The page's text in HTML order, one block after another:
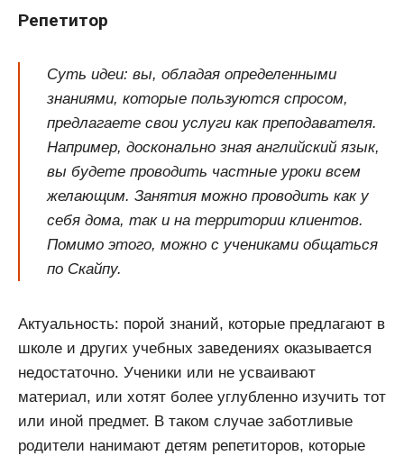
Репетитор
Суть идеи: вы, обладая определенными
знаниями, которые пользуются спросом,
предлагаете свои услуги как преподавателя.
Например, досконально зная английский язык,
вы будете проводить частные уроки всем
желающим. Занятия можно проводить как у
себя дома, так и на территории клиентов.
Помимо этого, можно с учениками общаться
по Скайпу.
Актуальность: порой знаний, которые предлагают в
школе и других учебных заведениях оказывается
недостаточно. Ученики или не усваивают
материал, или хотят более углубленно изучить тот
или иной предмет. В таком случае заботливые
родители нанимают детям репетиторов, которые